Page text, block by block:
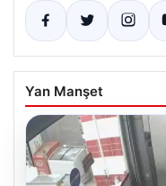
Yan Manşet